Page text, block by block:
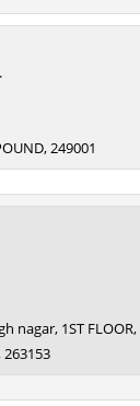
249001
nagar, 1ST FLOOR,
263153